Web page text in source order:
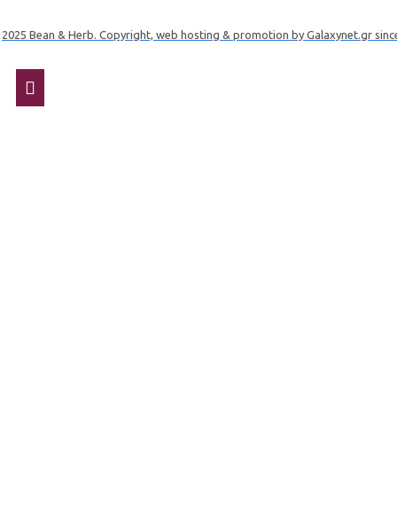
2025 Bean & Herb. Copyright, web hosting & promotion by Galaxynet.gr